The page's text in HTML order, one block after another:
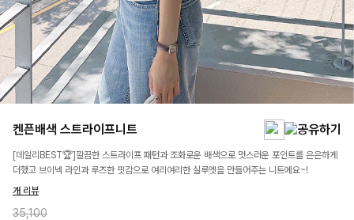
켄픈배색 스트라이프니트
[데일리BEST🏆]깔끔한 스트라이프 패턴과 조화로운 배색으로 멋스러운 포인트를 은은하게
더했고 브이넥 라인과 루즈한 핏감으로 여리여리한 실루엣을 만들어주는 니트에요~!
개 리뷰
35,100